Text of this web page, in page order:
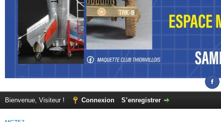
Bienvenue, Visiteur ! Connexion S’enregistrer